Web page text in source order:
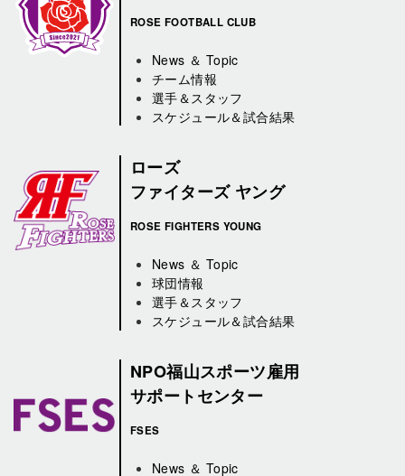
ROSE FOOTBALL CLUB
News ＆ Topic
チーム情報
選手＆スタッフ
スケジュール＆試合結果
ローズ
ファイターズ ヤング
ROSE FIGHTERS YOUNG
News ＆ Topic
球団情報
選手＆スタッフ
スケジュール＆試合結果
NPO福山スポーツ雇用
サポートセンター
FSES
News ＆ Topic